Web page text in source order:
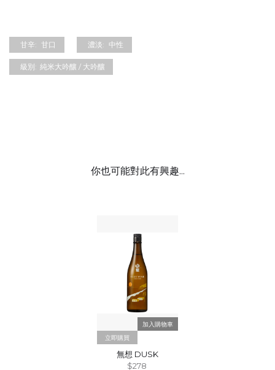
甘辛: 甘口 濃淡: 中性
級別: 純米大吟釀 / 大吟釀
你也可能對此有興趣...
立即購買
無想 DUSK
$278